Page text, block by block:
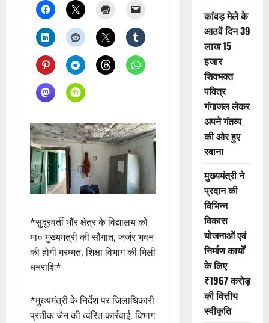
*सुदूरवर्ती भौंर क्षेत्र के विद्यालय को
मा० मुख्यमंत्री की सौगात, जर्जर भवन
की होगी मरम्मत, शिक्षा विभाग की मिली
धनराशि*
*मुख्यमंत्री के निर्देश पर जिलाधिकारी
प्रतीक जैन की त्वरित कार्रवाई, विभाग
कांवड़ मेले के
आठवें दिन 39
लाख 15
हजार
शिवभक्त
पवित्र
गंगाजल लेकर
अपने गंतव्य
की ओर हुए
रवाना
मुख्यमंत्री ने
प्रदान की
विभिन्न
विकास
योजनाओं एवं
निर्माण कार्यों
के लिए
₹1967 करोड़
की वित्तीय
स्वीकृति